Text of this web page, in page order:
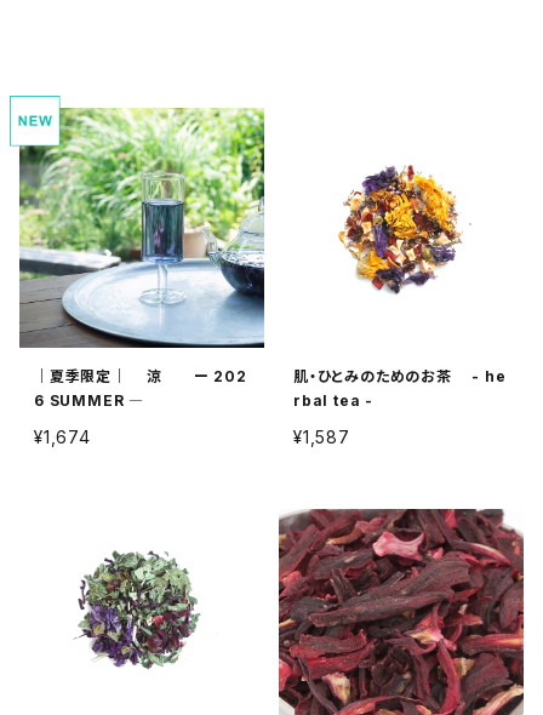
｜夏季限定｜ 涼 ー 202
6 SUMMER ―
¥1,674
肌・ひとみのためのお茶 - he
rbal tea -
¥1,587